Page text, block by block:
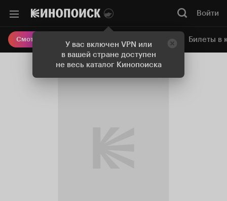
У вас включен VPN или
в вашей стране доступен
не весь каталог Кинопоиска
Войти
Смотреть кино Онлайн-кинотеатр Билеты в